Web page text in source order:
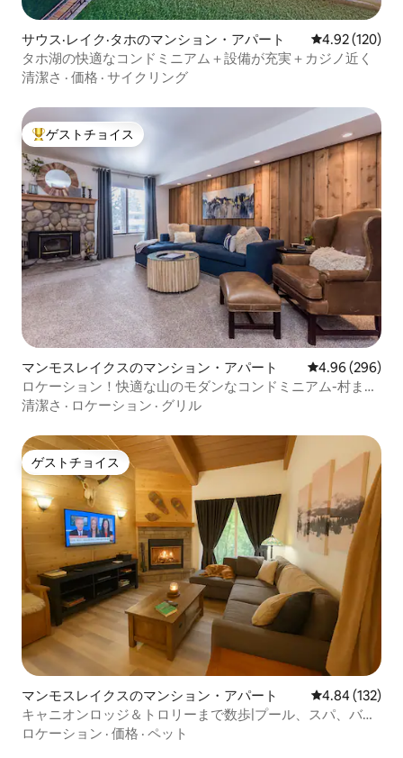
サウス·レイク·タホのマンション・アパート レビュー120
4.92 (120)
タホ湖の快適なコンドミニアム＋設備が充実＋カジノ近く
清潔さ · 価格 · サイクリング
大好評のゲストチョイスです。
ゲストチョイス
マンモスレイクスのマンション・アパート レビュー296
4.96 (296)
ロケーション！快適な山のモダンなコンドミニアム-村まで
徒歩！
清潔さ · ロケーション · グリル
ゲストチョイス
ゲストチョイス
マンモスレイクスのマンション・アパート レビュー132
4.84 (132)
キャニオンロッジ＆トロリーまで数歩|プール、スパ、バー
ベキュー
ロケーション · 価格 · ペット